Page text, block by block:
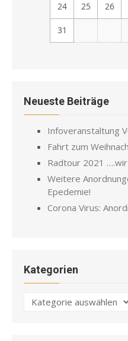
24 25 26
31
Neueste Beiträge
Infoveranstaltung
Fahrt zum
Radtour 2021
Weitere
Epedemie!
Corona Virus:
Kategorien
Kategorien